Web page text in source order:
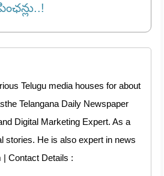
Telugu media houses for about
Telangana Daily Newspaper
Digital Marketing Expert. As a
stories. He is also expert in news
| Contact Details :